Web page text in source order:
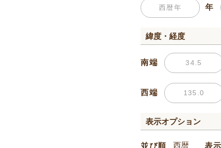
年
緯度・経度
南端
西端
表示オプション
並び順 表